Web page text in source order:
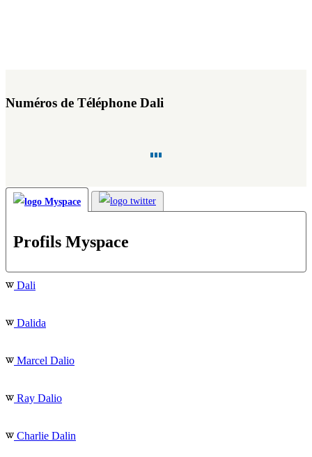
Numéros de Téléphone Dali
Profils Myspace
Dali
Dalida
Marcel Dalio
Ray Dalio
Charlie Dalin